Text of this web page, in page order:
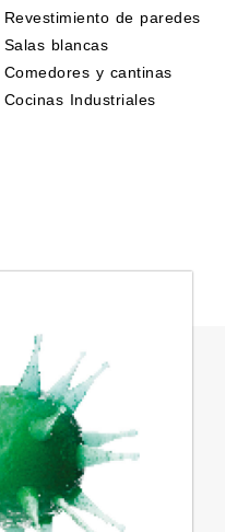
Revestimiento de paredes
Salas blancas
Comedores y cantinas
Cocinas Industriales